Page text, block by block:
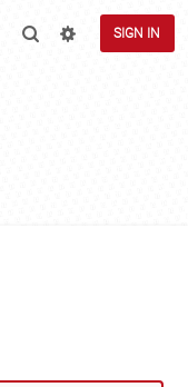
SIGN IN